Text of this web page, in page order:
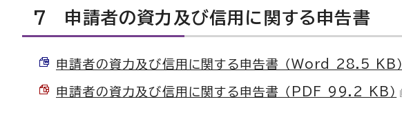
7 申請者の資力及び信用に関する申告書
申請者の資力及び信用に関する申告書 （Word 28.5 KB）
申請者の資力及び信用に関する申告書 （PDF 99.2 KB）